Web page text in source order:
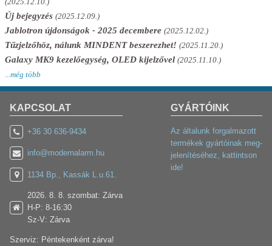
(2025.12.10.)
Új bejegyzés (2025.12.09.)
Jablotron újdonságok - 2025 decembere (2025.12.02.)
Tűzjelzőhöz, nálunk MINDENT beszerezhet! (2025.11.20.)
Galaxy MK9 kezelőegység, OLED kijelzővel (2025.11.10.)
...még több
KAPCSOLAT
+36 30 636-9434
info@modernalarm.hu
1134 Bp., Kassák L.u.61.
2026. 8. 8. szombat: Zárva
H-P: 8-16:30
Sz-V: Zárva
Szerviz: Péntekenként zárva!
GYÁRTÓINK
Az általunk forgalmazott
termékek gyártóinak meg-
jelenítéséhez, kattintson
ide!